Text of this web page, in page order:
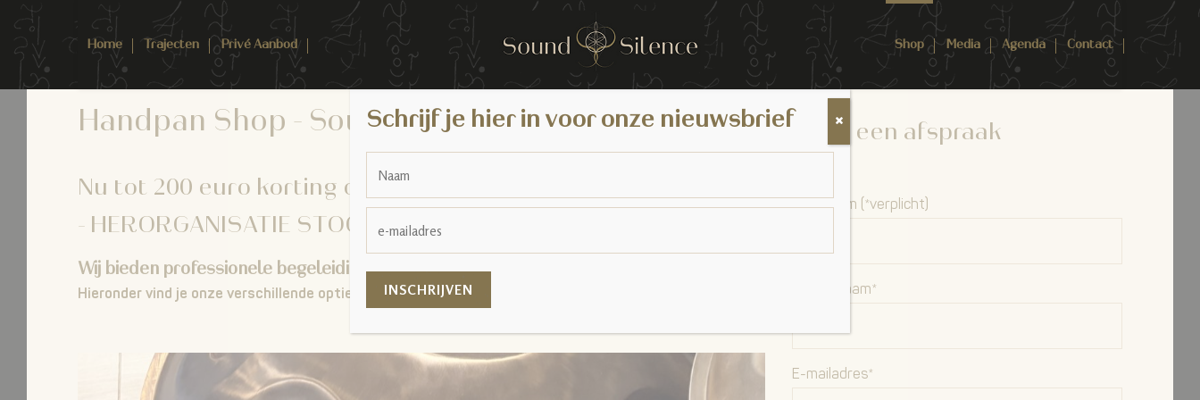
Home Trajecten Privé Aanbod Shop Media Agenda Contact
Handpan Shop - Sound & Silence
Nu tot 200 euro korting op basic modellen !!!
- HERORGANISATIE STOCK -
Wij bieden professionele begeleiding bij het kiezen van een handpan.
Hieronder vind je onze verschillende opties:
Maak een afspraak
Voornaam (*verplicht)
Achternaam*
E-mailadres*
Schrijf je hier in voor onze nieuwsbrief